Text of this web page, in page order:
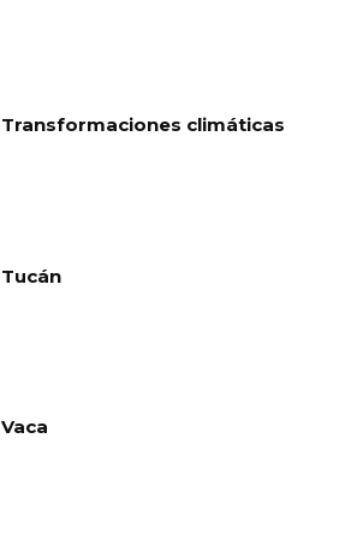
Transformaciones climáticas
Tucán
Vaca